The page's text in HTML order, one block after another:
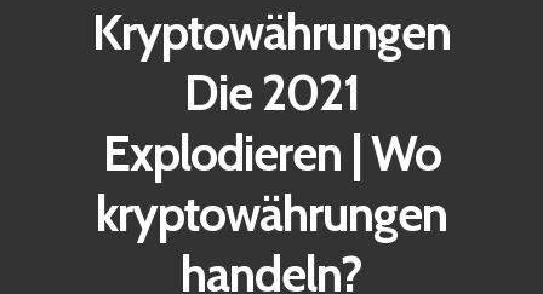
Kryptowährungen
Die 2021
Explodieren | Wo
kryptowährungen
handeln?